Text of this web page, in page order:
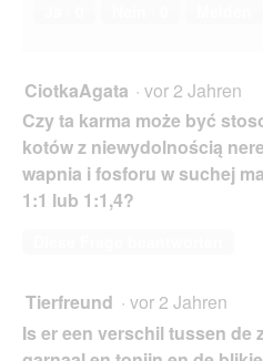
CiotkaAgata · vor 2 Jahren
Czy ta karma może być
kotów z niewydolnością
wapnia i fosforu w suchej
1:1 lub 1:1,4?
Tierfreund · vor 2 Jahren
Is er een verschil tussen de